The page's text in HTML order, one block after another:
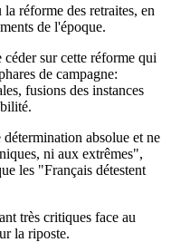
réforme des retraites, en
de l'époque.
sur cette réforme qui
de campagne:
fusions des instances
absolue et ne
ni aux extrêmes",
les "Français détestent
très critiques face au
la riposte.